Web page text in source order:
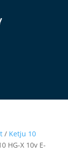
/ Ketju 10
HG-X 10v E-